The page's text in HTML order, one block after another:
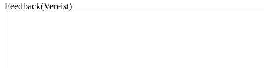
Feedback(Vereist)